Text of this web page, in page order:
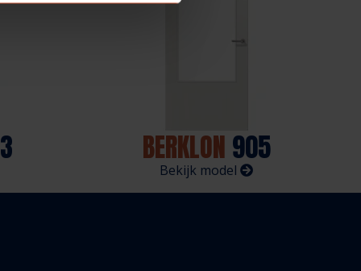
BERKLON 905
Bekijk model